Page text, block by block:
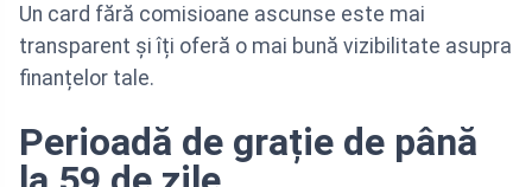
Un card fără comisioane ascunse este mai
transparent și îți oferă o mai bună vizibilitate asupra
finanțelor tale.
Perioadă de grație de până